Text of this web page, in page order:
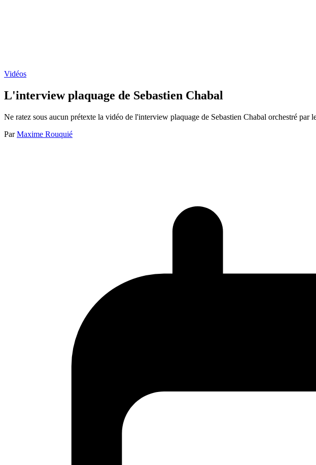
Vidéos
L'interview plaquage de Sebastien Chabal
Ne ratez sous aucun prétexte la vidéo de l'interview plaquage de Sebastien Chabal orchestré par
Par Maxime Rouquié